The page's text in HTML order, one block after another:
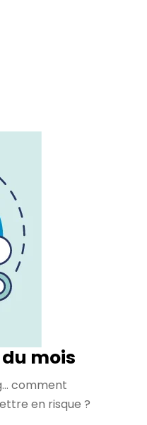
du mois
comment
en risque ?